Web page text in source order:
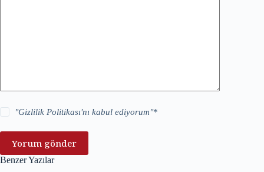
"Gizlilik Politikası'nı kabul ediyorum"*
Yorum gönder
Benzer Yazılar